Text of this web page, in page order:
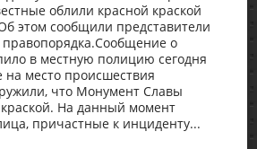
облили красной краской
этом сообщили представители
правопорядка.Сообщение о
в местную полицию сегодня
место происшествия
что Монумент Славы
На данный момент
причастные к инциденту...